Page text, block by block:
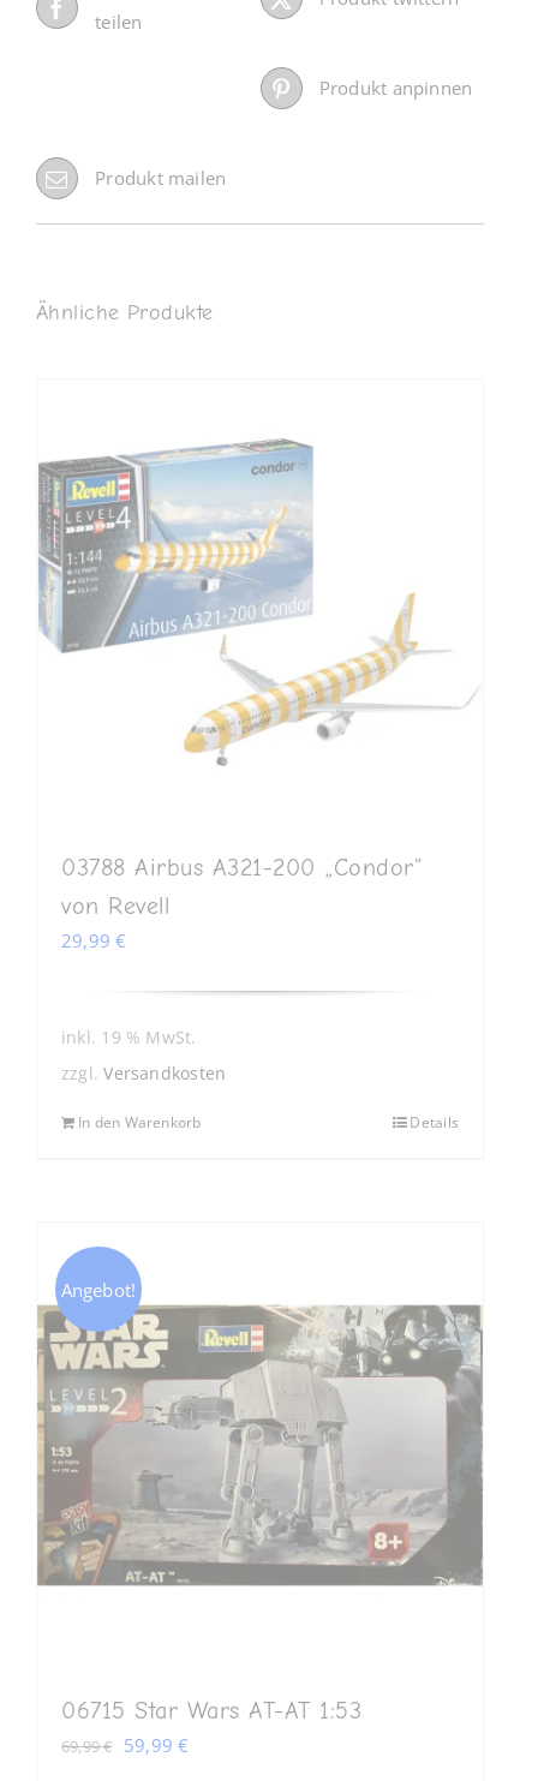
teilen
Produkt anpinnen
Produkt mailen
Ähnliche Produkte
03788 Airbus A321-200 „Condor“
von Revell
29,99€
inkl. 19 % MwSt.
zzgl.Versandkosten
In den Warenkorb Details
Angebot!
06715 Star Wars AT-AT 1:53
69,99€ Ursprünglicher
59,99€